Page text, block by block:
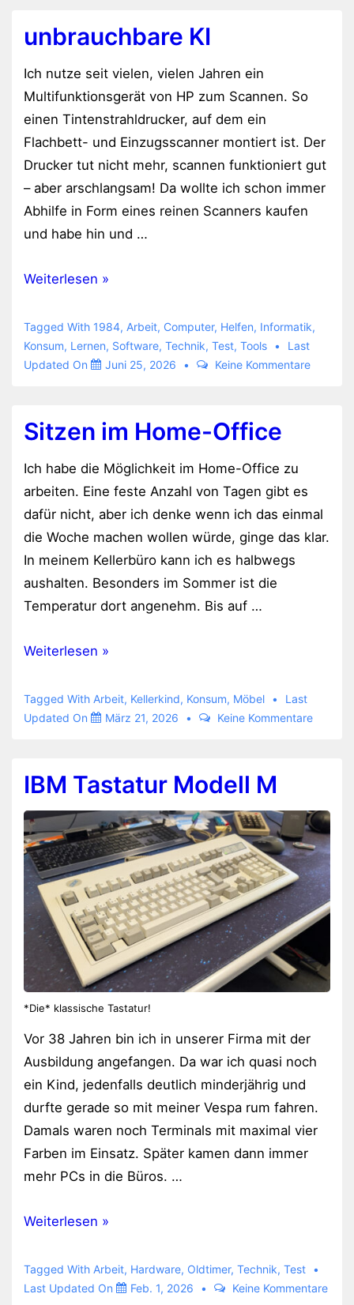
Hause
unbrauchbare KI
Ich nutze seit vielen, vielen Jahren ein
Multifunktionsgerät von HP zum Scannen. So
einen Tintenstrahldrucker, auf dem ein
Flachbett- und Einzugsscanner montiert ist. Der
Drucker tut nicht mehr, scannen funktioniert gut
– aber arschlangsam! Da wollte ich schon immer
Abhilfe in Form eines reinen Scanners kaufen
und habe hin und …
unbrauchbare
Weiterlesen »
Tagged With 1984, Arbeit, Computer, Helfen, Informatik,
Konsum, Lernen, Software, Technik, Test, Tools
Last
Updated On
Juni 25, 2026 Keine Kommentare
Sitzen im Home-Office
Ich habe die Möglichkeit im Home-Office zu
arbeiten. Eine feste Anzahl von Tagen gibt es
dafür nicht, aber ich denke wenn ich das einmal
die Woche machen wollen würde, ginge das klar.
In meinem Kellerbüro kann ich es halbwegs
aushalten. Besonders im Sommer ist die
Temperatur dort angenehm. Bis auf …
Sitzen
Home-
Office
Weiterlesen »
Tagged With Arbeit, Kellerkind, Konsum, Möbel
Last
Updated On
März 21, 2026 Keine Kommentare
IBM Tastatur Modell M
*Die* klassische Tastatur!
Vor 38 Jahren bin ich in unserer Firma mit der
Ausbildung angefangen. Da war ich quasi noch
ein Kind, jedenfalls deutlich minderjährig und
durfte gerade so mit meiner Vespa rum fahren.
Damals waren noch Terminals mit maximal vier
Farben im Einsatz. Später kamen dann immer
mehr PCs in die Büros. …
IBM
Modell
M
Weiterlesen »
Tagged With Arbeit, Hardware, Oldtimer, Technik, Test
Last Updated On
Feb. 1, 2026 Keine Kommentare